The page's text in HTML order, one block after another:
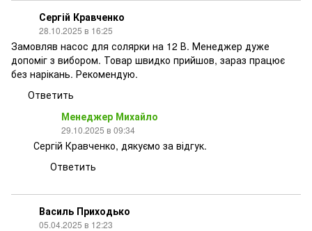
Сергій Кравченко
28.10.2025 в 16:25
Замовляв насос для солярки на 12 В. Менеджер дуже
допоміг з вибором. Товар швидко прийшов, зараз працює
без нарікань. Рекомендую.
Ответить
Менеджер Михайло
29.10.2025 в 09:34
Сергій Кравченко, дякуємо за відгук.
Ответить
Василь Приходько
05.04.2025 в 12:23